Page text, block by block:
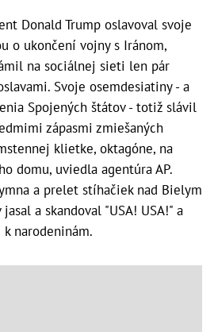
Donald Trump oslavoval svoje
o ukončení vojny s Iránom,
na sociálnej sieti len pár
Svoje osemdesiatiny - a
Spojených štátov - totiž slávil
zápasmi zmiešaných
klietke, oktagóne, na
domu, uviedla agentúra AP.
a prelet stíhačiek nad Bielym
a skandoval "USA! USA!" a
narodeninám.